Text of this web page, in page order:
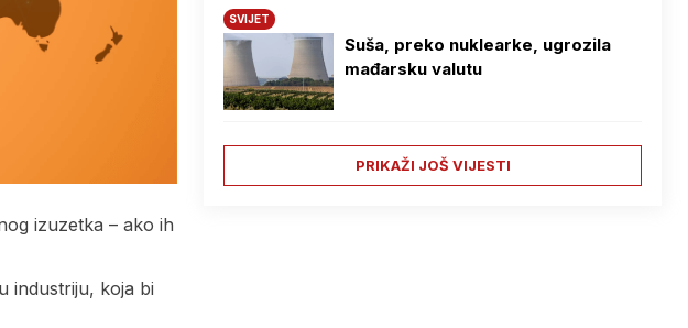
izuzetka – ako ih
industriju, koja bi
SVIJET
Suša, preko nuklearke, ugrozila
mađarsku valutu
PRIKAŽI JOŠ VIJESTI